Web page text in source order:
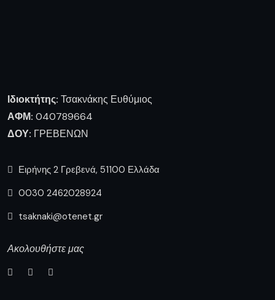
Ιδιοκτήτης: Τσακνάκης Ευθύμιος
ΑΦΜ: 040789664
ΔΟΥ: ΓΡΕΒΕΝΩΝ
Ειρήνης 2 Γρεβενά, 51100 Ελλάδα
0030 2462028924
tsaknaki@otenet.gr
Ακολουθήστε μας